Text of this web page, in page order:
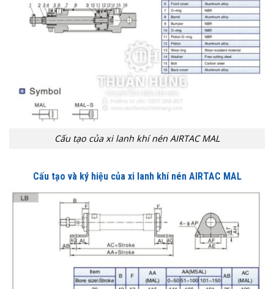
Cấu tạo của xi lanh khí nén AIRTAC MAL
Cấu tạo và ký hiệu của xi lanh khí nén AIRTAC MAL